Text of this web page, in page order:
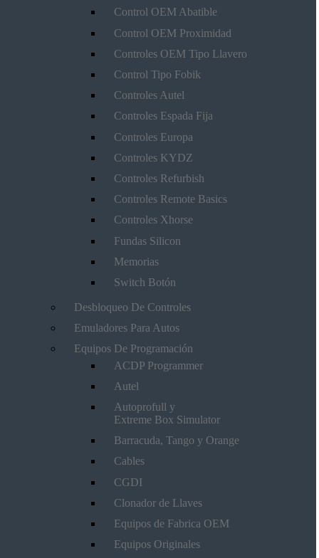
Control OEM Abatible
Control OEM Proximidad
Controles OEM Tipo Llavero
Control Tipo Fobik
Controles Autel
Controles Espada Fija
Controles Europa
Controles KYDZ
Controles Refurbish
Controles Remote Basics
Controles Xhorse
Fundas Silicon
Memorias
Switch Botón
Desbloqueo De Controles
Emuladores Para Autos
Equipos De Programación
ACDP Programmer
Autel
Autoprofull y
Extreme Box Simulator
Barracuda, Tango y Orange
Cables
CGDI
Clonador de Llaves
Equipos de Fabrica OEM
Equipos Originales